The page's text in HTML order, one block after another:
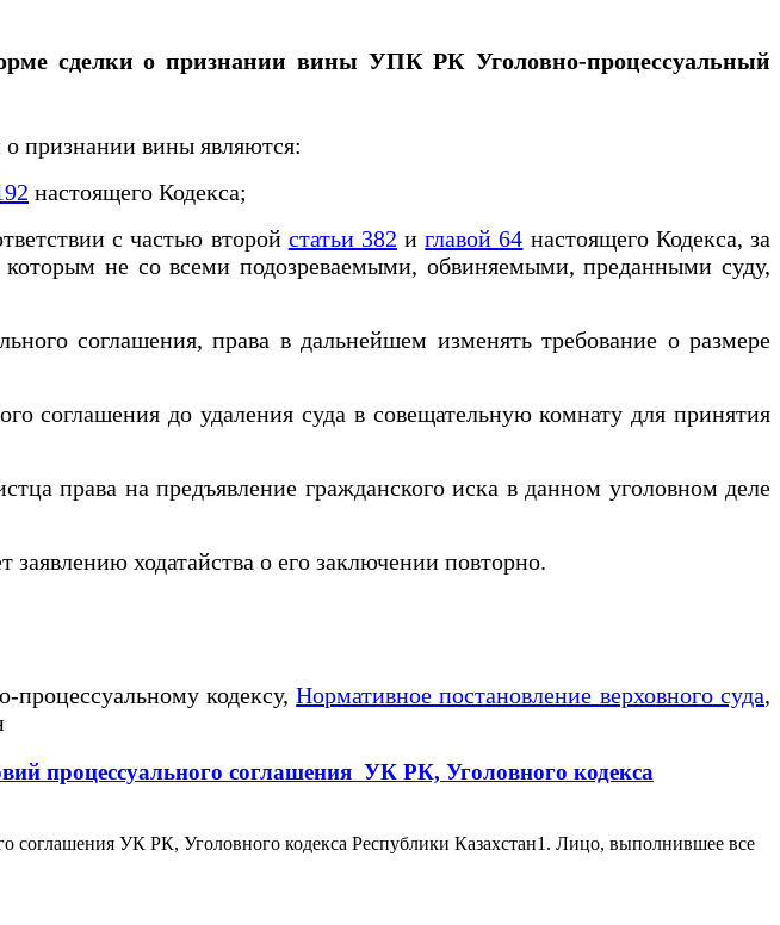
сделки о признании вины УПК РК Уголовно-процессуальный
признании вины являются:
настоящего Кодекса;
с частью второй статьи 382 иглавой 64 настоящего Кодекса, за
не со всеми подозреваемыми, обвиняемыми, преданными суду,
соглашения, права в дальнейшем изменять требование о размере
до удаления суда в совещательную комнату для принятия
права на предъявление гражданского иска в данном уголовном деле
ходатайства о его заключении повторно.
процессуальному кодексу,Нормативное постановление верховного суда,
процессуального соглашения УК РК, Уголовного кодекса
соглашения УК РК, Уголовного кодекса Республики Казахстан1. Лицо, выполнившее все